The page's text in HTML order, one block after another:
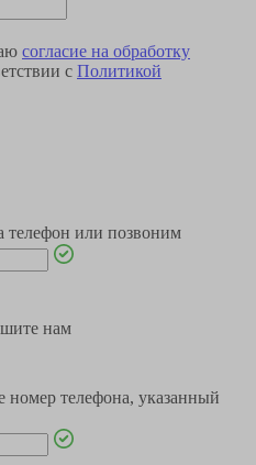
согласие на обработку
с Политикой
или позвоним
нам
номер телефона, указанный